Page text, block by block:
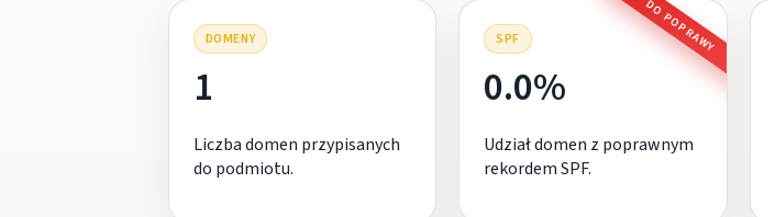
DOMENY
1
Liczba domen przypisanych
do podmiotu.
SPF DO POPRAWY
0.0%
Udział domen z poprawnym
rekordem SPF.